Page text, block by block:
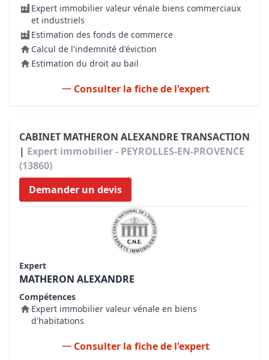
Expert immobilier valeur vénale biens commerciaux
et industriels
Estimation des fonds de commerce
Calcul de l'indemnité d'éviction
Estimation du droit au bail
Consulter la fiche de l'expert
CABINET MATHERON ALEXANDRE TRANSACTION
| Expert immobilier - PEYROLLES-EN-PROVENCE
(13860)
Demander un devis
Expert
MATHERON ALEXANDRE
Compétences
Expert immobilier valeur vénale en biens
d'habitations
Consulter la fiche de l'expert